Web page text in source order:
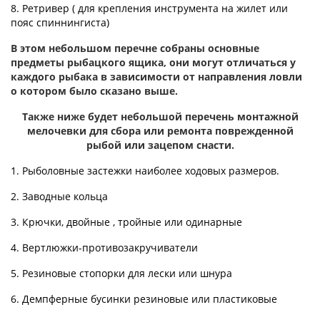
8. Ретривер ( для крепления инструмента на жилет или
пояс спиннингиста)
В этом небольшом перечне собраны основные
предметы рыбацкого ящика, они могут отличаться у
каждого рыбака в зависимости от направления ловли
о котором было сказано выше.
Также ниже будет небольшой перечень монтажной
мелочевки для сбора или ремонта поврежденной
рыбой или зацепом снасти.
1. Рыболовные застежки наиболее ходовых размеров.
2. Заводные кольца
3. Крючки, двойные , тройные или одинарные
4. Вертлюжки-противозакручиватели
5. Резиновые стопорки для лески или шнура
6. Демпферные бусинки резиновые или пластиковые